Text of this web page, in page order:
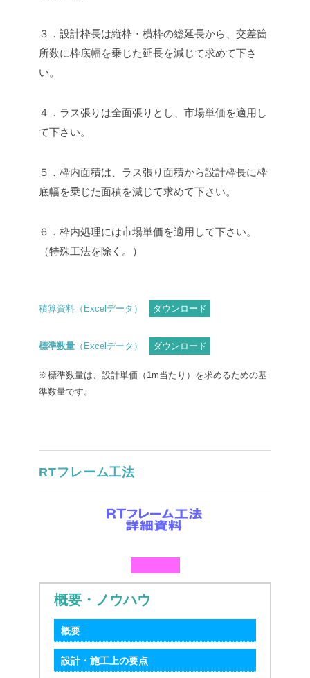
３．設計枠長は縦枠・横枠の総延長から、交差箇
所数に枠底幅を乗じた延長を減じて求めて下さ
い。
４．ラス張りは全面張りとし、市場単価を適用し
て下さい。
５．枠内面積は、ラス張り面積から設計枠長に枠
底幅を乗じた面積を減じて求めて下さい。
６．枠内処理には市場単価を適用して下さい。
（特殊工法を除く。）
積算資料（Excelデータ） ダウンロード
標準数量 （Excelデータ） ダウンロード
※標準数量は、設計単価（1m当たり）を求めるための基
準数量です。
RTフレーム工法
概要・ノウハウ
概要
設計・施工上の要点